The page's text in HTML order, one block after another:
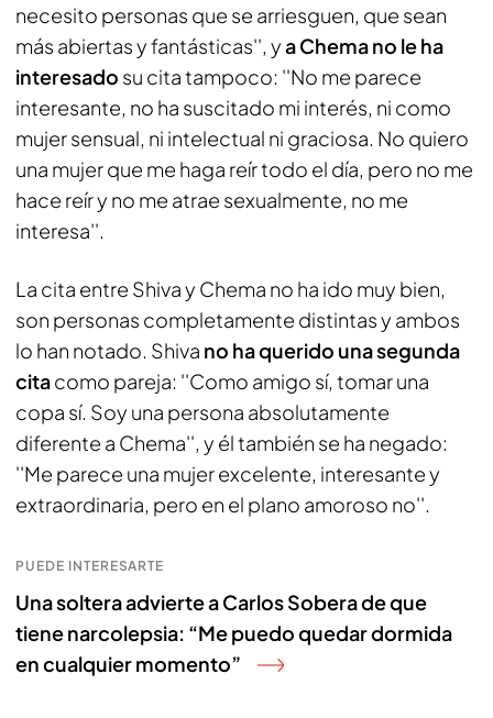
necesito personas que se arriesguen, que sean
más abiertas y fantásticas'', ya Chema no le ha
interesado su cita tampoco: ''No me parece
interesante, no ha suscitado mi interés, ni como
mujer sensual, ni intelectual ni graciosa. No quiero
una mujer que me haga reír todo el día, pero no me
hace reír y no me atrae sexualmente, no me
interesa''.
La cita entre Shiva y Chema no ha ido muy bien,
son personas completamente distintas y ambos
lo han notado. Shiva no ha querido una segunda
citacomo pareja: ''Como amigo sí, tomar una
copa sí. Soy una persona absolutamente
diferente a Chema'', y él también se ha negado:
''Me parece una mujer excelente, interesante y
extraordinaria, pero en el plano amoroso no''.
PUEDE INTERESARTE
Una soltera advierte a Carlos Sobera de que
tiene narcolepsia: “Me puedo quedar dormida
en cualquier momento”